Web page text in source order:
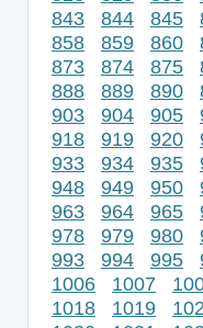
843
844 845
858
859 860
873
874 875
888
889 890
903
904 905
918
919 920
933
934 935
948
949 950
963
964 965
978
979 980
993
994 995
1006
1007
1018
1019